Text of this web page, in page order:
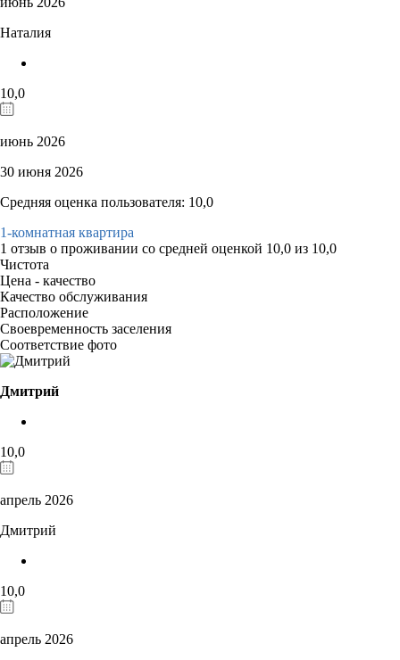
Наталия
10,0
июнь 2026
30 июня 2026
Средняя оценка пользователя: 10,0
1-комнатная квартира
1 отзыв о проживании со средней оценкой 10,0 из 10,0
Чистота
Цена - качество
Качество обслуживания
Расположение
Своевременность заселения
Соответствие фото
Дмитрий
10,0
апрель 2026
Дмитрий
10,0
апрель 2026